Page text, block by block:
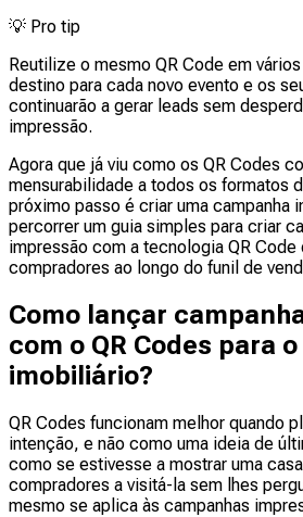
💡 Pro tip
Reutilize o mesmo QR Code em
destino para cada novo evento e os
continuarão a gerar leads sem
impressão.
Agora que já viu como os QR Codes
mensurabilidade a todos os formatos
próximo passo é criar uma campanha
percorrer um guia simples para criar
impressão com a tecnologia QR Code
compradores ao longo do funil de
Como lançar
com o QR Codes para
imobiliário?
QR Codes funcionam melhor quando
intenção, e não como uma ideia de
como se estivesse a mostrar uma
compradores a visitá-la sem lhes
mesmo se aplica às campanhas